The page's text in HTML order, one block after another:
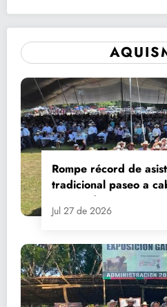
Rompe récord de
tradicional paseo a
Fiestas de Santiago y
Jul 27 de 2026